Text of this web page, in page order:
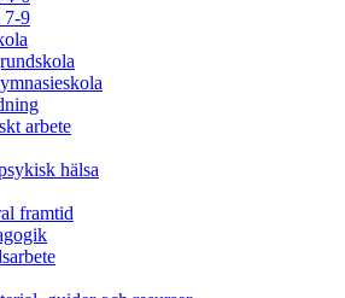
7-9
arbete
hälsa
framtid